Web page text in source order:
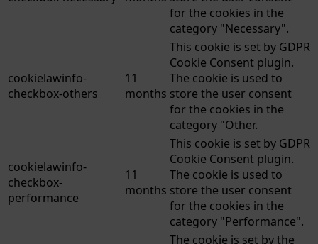
for the cookies in the
category "Necessary".
cookielawinfo-
checkbox-others
11
months
This cookie is set by GDPR
Cookie Consent plugin.
The cookie is used to
store the user consent
for the cookies in the
category "Other.
cookielawinfo-
checkbox-
performance
11
months
This cookie is set by GDPR
Cookie Consent plugin.
The cookie is used to
store the user consent
for the cookies in the
category "Performance".
The cookie is set by the